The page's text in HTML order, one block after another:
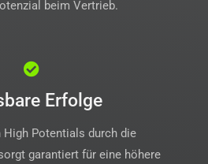
beim Vertrieb.
Erfolge
High Potentials durch die
garantiert für eine höhere